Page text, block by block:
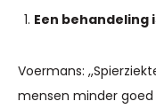
Een behandeling
Voermans:
mensen minder goed